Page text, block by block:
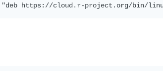
"deb https://cloud.r-project.org/bin/